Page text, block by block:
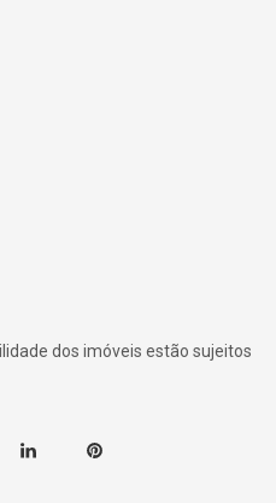
dos imóveis estão sujeitos
Linkedin Pinterest